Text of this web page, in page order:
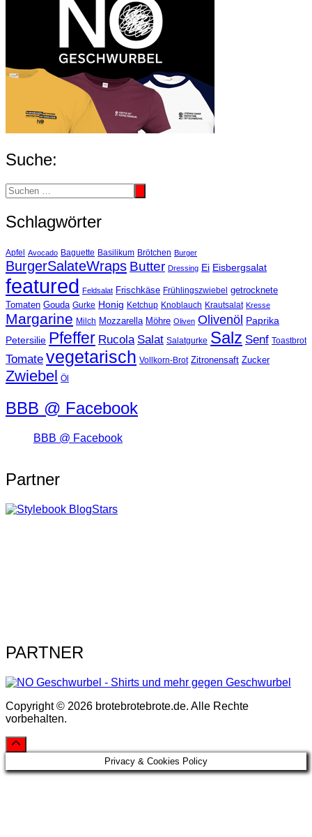
Suche:
Schlagwörter
Apfel Avocado Baguette Basilikum Brötchen Burger
BurgerSalateWraps Butter Dressing Ei Eisbergsalat
featured Feldsalat Frischkäse Frühlingszwiebel
getrocknete
Tomaten Gouda Gurke Honig Ketchup Knoblauch Krautsalat Kresse
Margarine Milch Mozzarella Möhre Oliven Olivenöl Paprika
Petersilie Pfeffer Rucola Salat Salatgurke Salz Senf Toastbrot
Tomate vegetarisch Vollkorn-Brot Zitronensaft Zucker
Zwiebel Öl
BBB @ Facebook
BBB @ Facebook
Partner
PARTNER
Copyright © 2026 brotebrotebrote.de. Alle Rechte
vorbehalten.
Privacy & Cookies Policy